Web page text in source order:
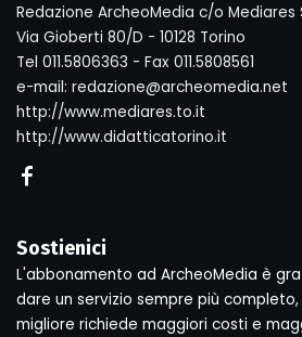
Redazione ArcheoMedia c/o Mediares
Via Gioberti 80/D - 10128 Torino
Tel 011.5806363 - Fax 011.5808561
e-mail: redazione@archeomedia.net
http://www.mediares.to.it
http://www.didatticatorino.it
Sostienici
L'abbonamento ad ArcheoMedia è
dare un servizio sempre più
migliore richiede maggiori costi e